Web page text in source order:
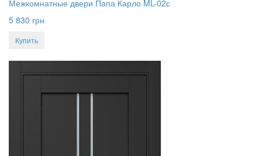
Межкомнатные двери Папа Карло ML-02с
5 830 грн
Купить